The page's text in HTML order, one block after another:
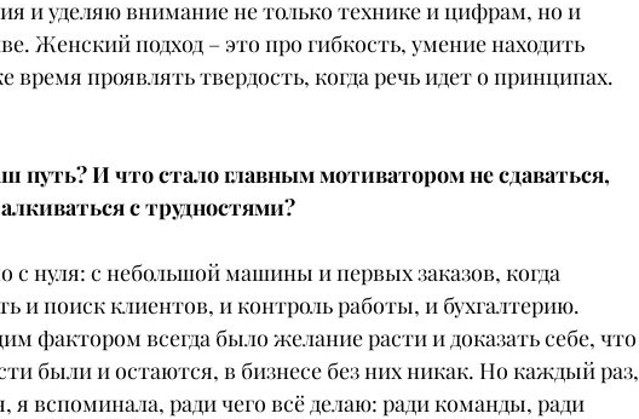
и уделяю внимание не только технике и цифрам, но и
Женский подход – это про гибкость, умение находить
проявлять твердость, когда речь идет о принципах.
путь? И что стало главным мотиватором не сдаваться,
с трудностями?
с нуля: с небольшой машины и первых заказов, когда
и поиск клиентов, и контроль работы, и бухгалтерию.
фактором всегда было желание расти и доказать себе, что
были и остаются, в бизнесе без них никак. Но каждый раз,
я вспоминала, ради чего всё делаю: ради команды, ради